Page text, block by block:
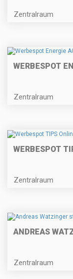
Zentralraum
WERBESPOT
Zentralraum
WERBESPOT
Zentralraum
ANDREAS
Zentralraum